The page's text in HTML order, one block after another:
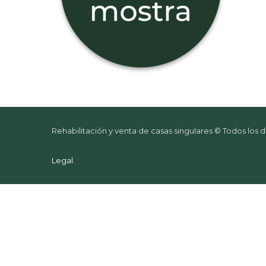
Rehabilitación y venta de casas singulares © Todos los
Legal